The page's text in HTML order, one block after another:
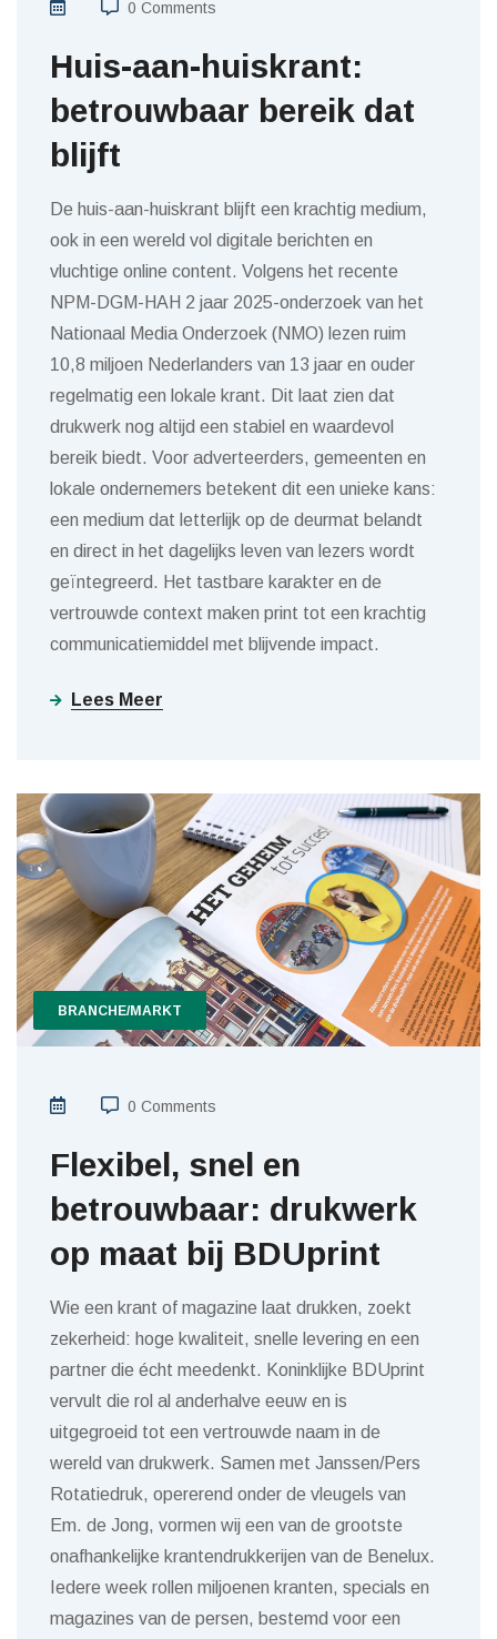
0 Comments
Huis-aan-huiskrant:
betrouwbaar bereik dat
blijft
De huis-aan-huiskrant blijft een krachtig medium,
ook in een wereld vol digitale berichten en
vluchtige online content. Volgens het recente
NPM-DGM-HAH 2 jaar 2025-onderzoek van het
Nationaal Media Onderzoek (NMO) lezen ruim
10,8 miljoen Nederlanders van 13 jaar en ouder
regelmatig een lokale krant. Dit laat zien dat
drukwerk nog altijd een stabiel en waardevol
bereik biedt. Voor adverteerders, gemeenten en
lokale ondernemers betekent dit een unieke kans:
een medium dat letterlijk op de deurmat belandt
en direct in het dagelijks leven van lezers wordt
geïntegreerd. Het tastbare karakter en de
vertrouwde context maken print tot een krachtig
communicatiemiddel met blijvende impact.
Lees Meer
BRANCHE/MARKT
0 Comments
Flexibel, snel en
betrouwbaar: drukwerk
op maat bij BDUprint
Wie een krant of magazine laat drukken, zoekt
zekerheid: hoge kwaliteit, snelle levering en een
partner die écht meedenkt. Koninklijke BDUprint
vervult die rol al anderhalve eeuw en is
uitgegroeid tot een vertrouwde naam in de
wereld van drukwerk. Samen met Janssen/Pers
Rotatiedruk, opererend onder de vleugels van
Em. de Jong, vormen wij een van de grootste
onafhankelijke krantendrukkerijen van de Benelux.
Iedere week rollen miljoenen kranten, specials en
magazines van de persen, bestemd voor een